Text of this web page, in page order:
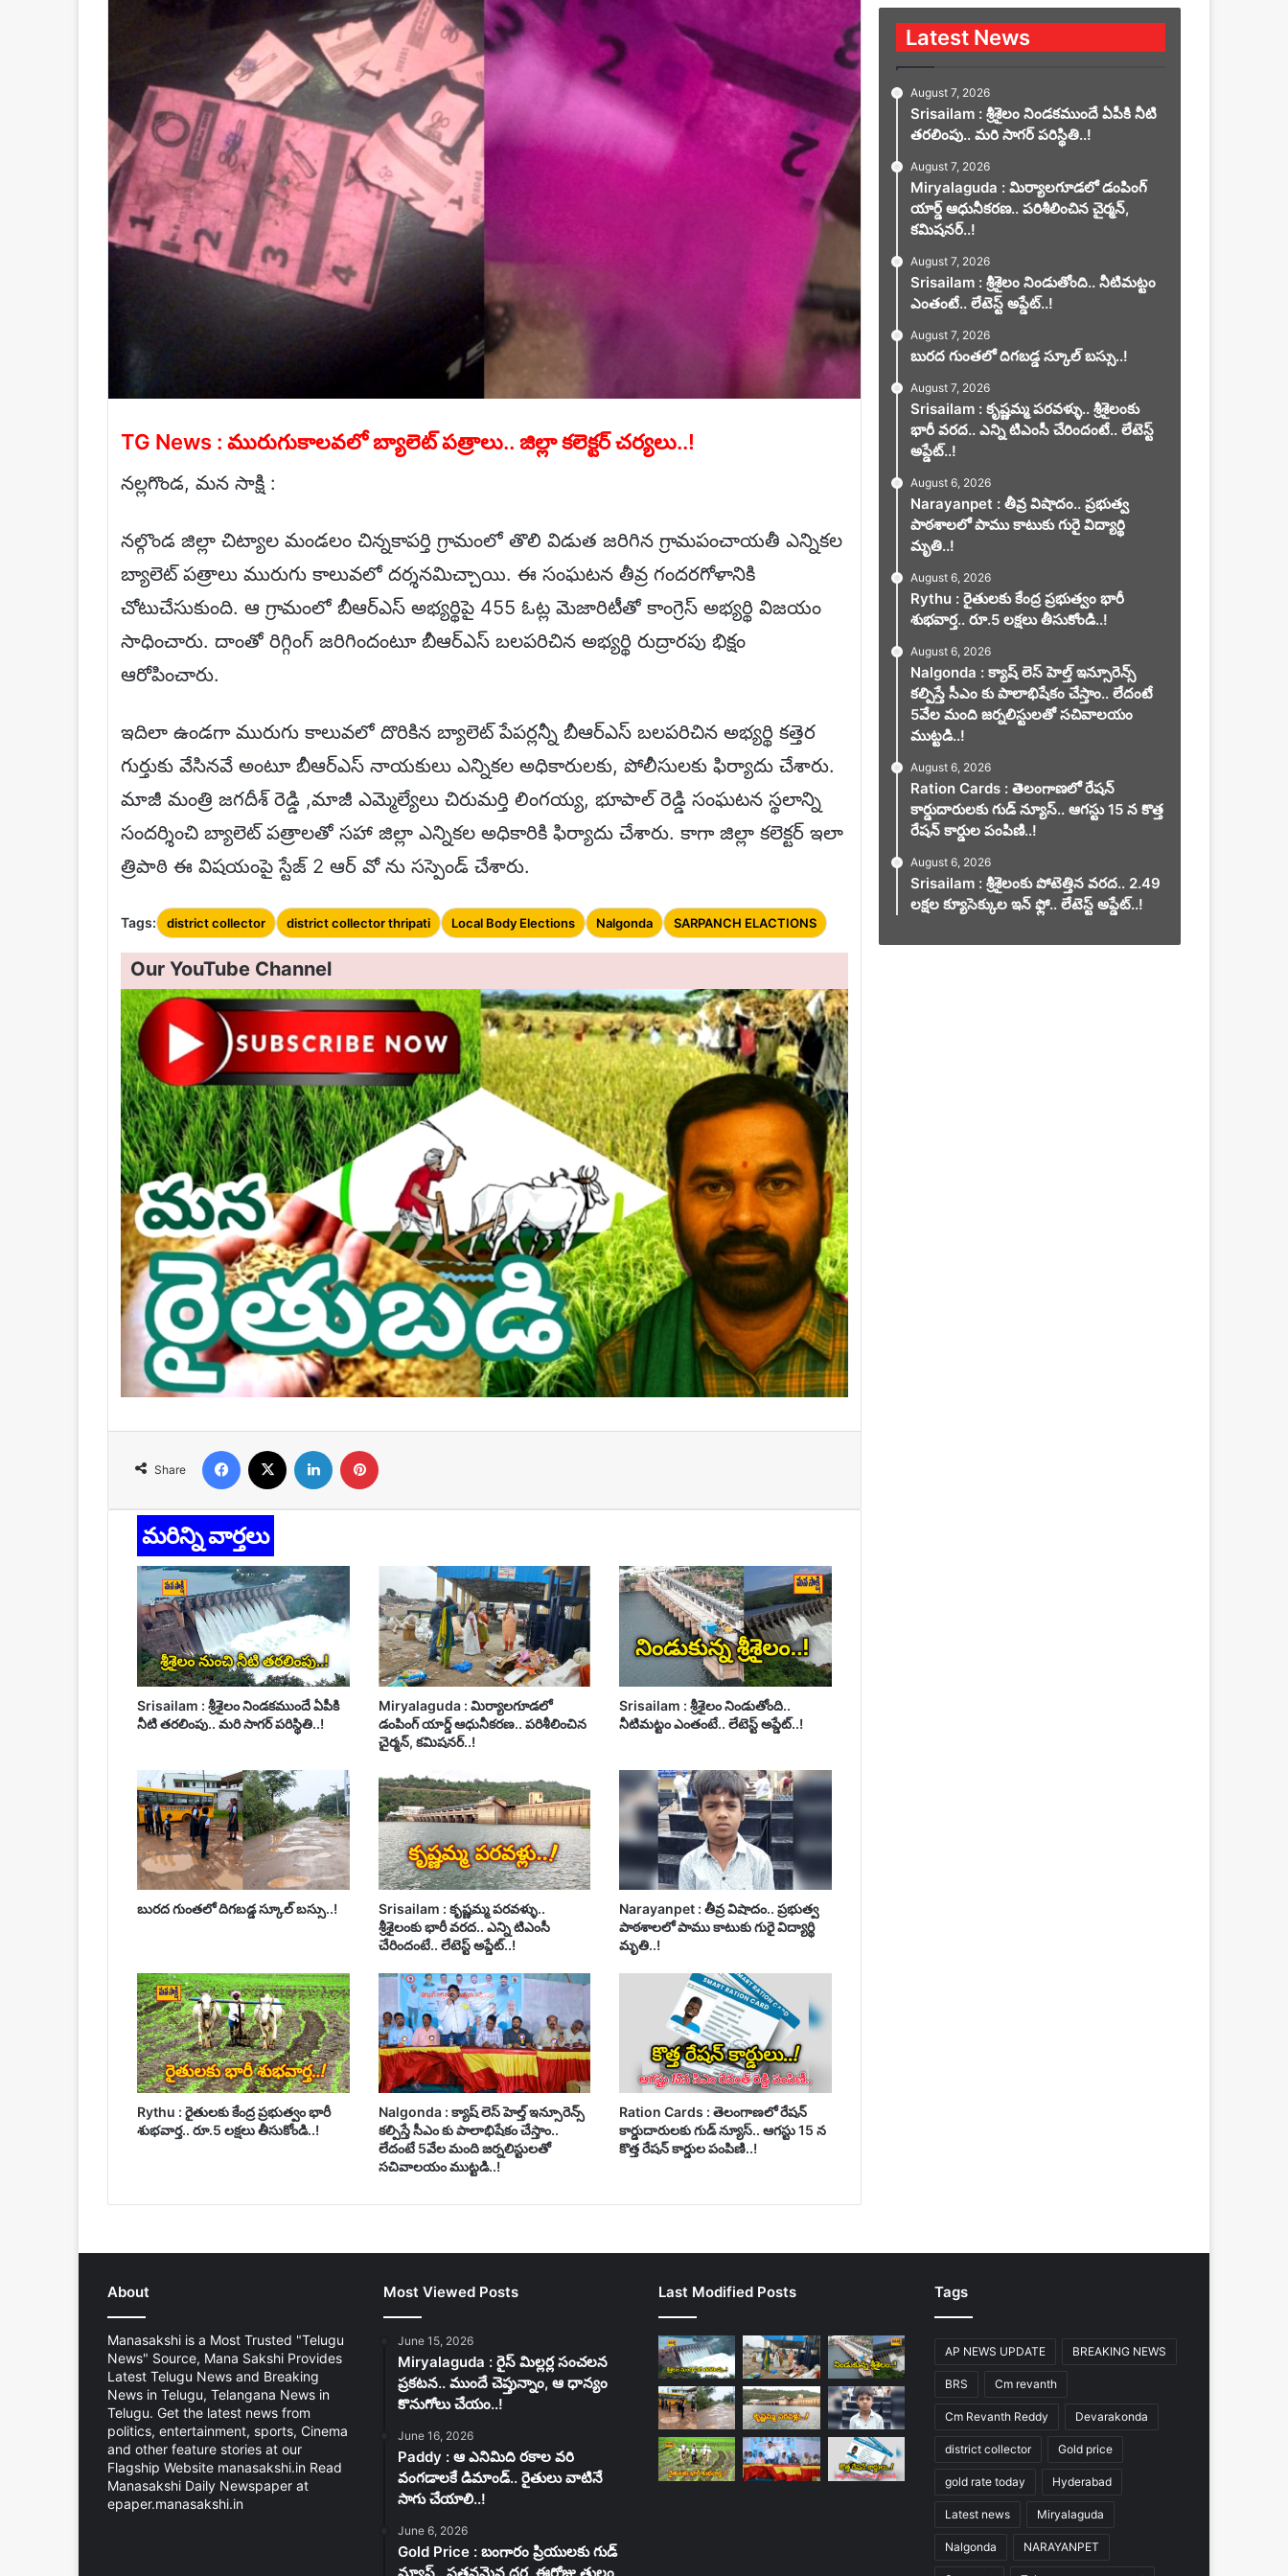
TG News : మురుగుకాలవలో బ్యాలెట్ పత్రాలు.. జిల్లా కలెక్టర్ చర్యలు..!
నల్లగొండ, మన సాక్షి :
నల్గొండ జిల్లా చిట్యాల మండలం చిన్నకాపర్తి గ్రామంలో తొలి విడుత జరిగిన గ్రామపంచాయతీ ఎన్నికల
బ్యాలెట్ పత్రాలు మురుగు కాలువలో దర్శనమిచ్చాయి. ఈ సంఘటన తీవ్ర గందరగోళానికి
చోటుచేసుకుంది. ఆ గ్రామంలో బీఆర్ఎస్ అభ్యర్థిపై 455 ఓట్ల మెజారిటీతో కాంగ్రెస్ అభ్యర్థి విజయం
సాధించారు. దాంతో రిగ్గింగ్ జరిగిందంటూ బీఆర్ఎస్ బలపరిచిన అభ్యర్థి రుద్రారపు భిక్షం
ఆరోపించారు.
ఇదిలా ఉండగా మురుగు కాలువలో దొరికిన బ్యాలెట్ పేపర్లన్నీ బీఆర్ఎస్ బలపరిచిన అభ్యర్థి కత్తెర
గుర్తుకు వేసినవే అంటూ బీఆర్ఎస్ నాయకులు ఎన్నికల అధికారులకు, పోలీసులకు ఫిర్యాదు చేశారు.
మాజీ మంత్రి జగదీశ్ రెడ్డి ,మాజీ ఎమ్మెల్యేలు చిరుమర్తి లింగయ్య, భూపాల్ రెడ్డి సంఘటన స్థలాన్ని
సందర్శించి బ్యాలెట్ పత్రాలతో సహా జిల్లా ఎన్నికల అధికారికి ఫిర్యాదు చేశారు. కాగా జిల్లా కలెక్టర్ ఇలా
త్రిపాఠి ఈ విషయంపై స్టేజ్ 2 ఆర్ వో ను సస్పెండ్ చేశారు.
Tags: district collector district collector thripati Local Body Elections Nalgonda SARPANCH ELACTIONS
Our YouTube Channel
Share
Facebook LinkedIn
మరిన్ని వార్తలు
Srisailam : శ్రీశైలం నిండకముందే ఏపీకి
నీటి తరలింపు.. మరి సాగర్ పరిస్థితి..!
Miryalaguda : మిర్యాలగూడలో
డంపింగ్ యార్డ్ ఆధునీకరణ.. పరిశీలించిన
చైర్మన్, కమిషనర్..!
Srisailam : శ్రీశైలం నిండుతోంది..
నీటిమట్టం ఎంతంటే.. లేటెస్ట్ అప్డేట్..!
బురద గుంతలో దిగబడ్డ స్కూల్ బస్సు..!
Srisailam : కృష్ణమ్మ పరవళ్ళు..
శ్రీశైలంకు భారీ వరద.. ఎన్ని టిఎంసీ
చేరిందంటే.. లేటెస్ట్ అప్డేట్..!
Narayanpet : తీవ్ర విషాదం.. ప్రభుత్వ
పాఠశాలలో పాము కాటుకు గురై విద్యార్థి
మృతి..!
Rythu : రైతులకు కేంద్ర ప్రభుత్వం భారీ
శుభవార్త.. రూ.5 లక్షలు తీసుకోండి..!
Nalgonda : క్యాష్ లెస్ హెల్త్ ఇన్సూరెన్స్
కల్పిస్తే సీఎం కు పాలాభిషేకం చేస్తాం..
లేదంటే 5వేల మంది జర్నలిస్టులతో
సచివాలయం ముట్టడి..!
Ration Cards : తెలంగాణలో రేషన్
కార్డుదారులకు గుడ్ న్యూస్.. ఆగస్టు 15 న
కొత్త రేషన్ కార్డుల పంపిణి..!
Latest News
August 7, 2026
Srisailam : శ్రీశైలం నిండకముందే ఏపీకి నీటి
తరలింపు.. మరి సాగర్ పరిస్థితి..!
August 7, 2026
Miryalaguda : మిర్యాలగూడలో డంపింగ్
యార్డ్ ఆధునీకరణ.. పరిశీలించిన చైర్మన్,
కమిషనర్..!
August 7, 2026
Srisailam : శ్రీశైలం నిండుతోంది.. నీటిమట్టం
ఎంతంటే.. లేటెస్ట్ అప్డేట్..!
August 7, 2026
బురద గుంతలో దిగబడ్డ స్కూల్ బస్సు..!
August 7, 2026
Srisailam : కృష్ణమ్మ పరవళ్ళు.. శ్రీశైలంకు
భారీ వరద.. ఎన్ని టిఎంసీ చేరిందంటే.. లేటెస్ట్
అప్డేట్..!
August 6, 2026
Narayanpet : తీవ్ర విషాదం.. ప్రభుత్వ
పాఠశాలలో పాము కాటుకు గురై విద్యార్థి
మృతి..!
August 6, 2026
Rythu : రైతులకు కేంద్ర ప్రభుత్వం భారీ
శుభవార్త.. రూ.5 లక్షలు తీసుకోండి..!
August 6, 2026
Nalgonda : క్యాష్ లెస్ హెల్త్ ఇన్సూరెన్స్
కల్పిస్తే సీఎం కు పాలాభిషేకం చేస్తాం.. లేదంటే
5వేల మంది జర్నలిస్టులతో సచివాలయం
ముట్టడి..!
August 6, 2026
Ration Cards : తెలంగాణలో రేషన్
కార్డుదారులకు గుడ్ న్యూస్.. ఆగస్టు 15 న కొత్త
రేషన్ కార్డుల పంపిణి..!
August 6, 2026
Srisailam : శ్రీశైలంకు పోటెత్తిన వరద.. 2.49
లక్షల క్యూసెక్కుల ఇన్ ఫ్లో.. లేటెస్ట్ అప్డేట్..!
About
Manasakshi is a Most Trusted "Telugu
News" Source, Mana Sakshi Provides
Latest Telugu News and Breaking
News in Telugu, Telangana News in
Telugu. Get the latest news from
politics, entertainment, sports, Cinema
and other feature stories at our
Flagship Website manasakshi.in Read
Manasakshi Daily Newspaper at
epaper.manasakshi.in
Most Viewed Posts
June 15, 2026
Miryalaguda : రైస్ మిల్లర్ల సంచలన
ప్రకటన.. ముందే చెప్తున్నాం, ఆ ధాన్యం
కొనుగోలు చేయం..!
June 16, 2026
Paddy : ఆ ఎనిమిది రకాల వరి
వంగడాలకే డిమాండ్.. రైతులు వాటినే
సాగు చేయాలి..!
June 6, 2026
Gold Price : బంగారం ప్రియులకు గుడ్
న్యూస్.. పతనమైన ధర, ఈరోజు తులం
Last Modified Posts Tags
AP NEWS UPDATE BREAKING NEWS
BRS Cm revanth
Cm Revanth Reddy Devarakonda
district collector Gold price
gold rate today Hyderabad
Latest news Miryalaguda
Nalgonda NARAYANPET